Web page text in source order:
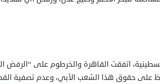
اتفقت القاهرة والخرطوم على “الرفض
على حقوق هذا الشعب الأبي، وعدم تصفية